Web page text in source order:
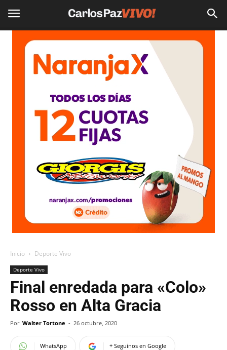
Inicio Deporte Vivo
Deporte Vivo
Final enredada para «Colo»
Rosso en Alta Gracia
Por Walter Tortone - 26 octubre, 2020
WhatsApp + Seguinos en Google